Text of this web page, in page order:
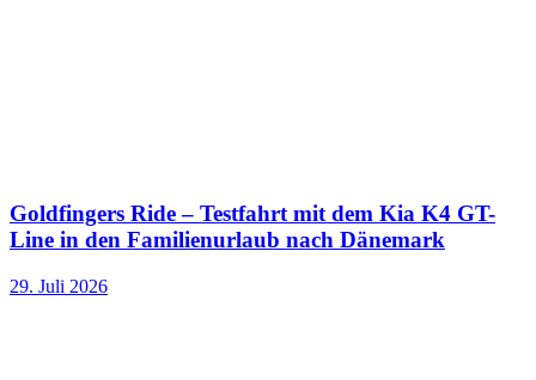
Goldfingers Ride – Testfahrt mit dem Kia K4 GT-
Line in den Familienurlaub nach Dänemark
29. Juli 2026